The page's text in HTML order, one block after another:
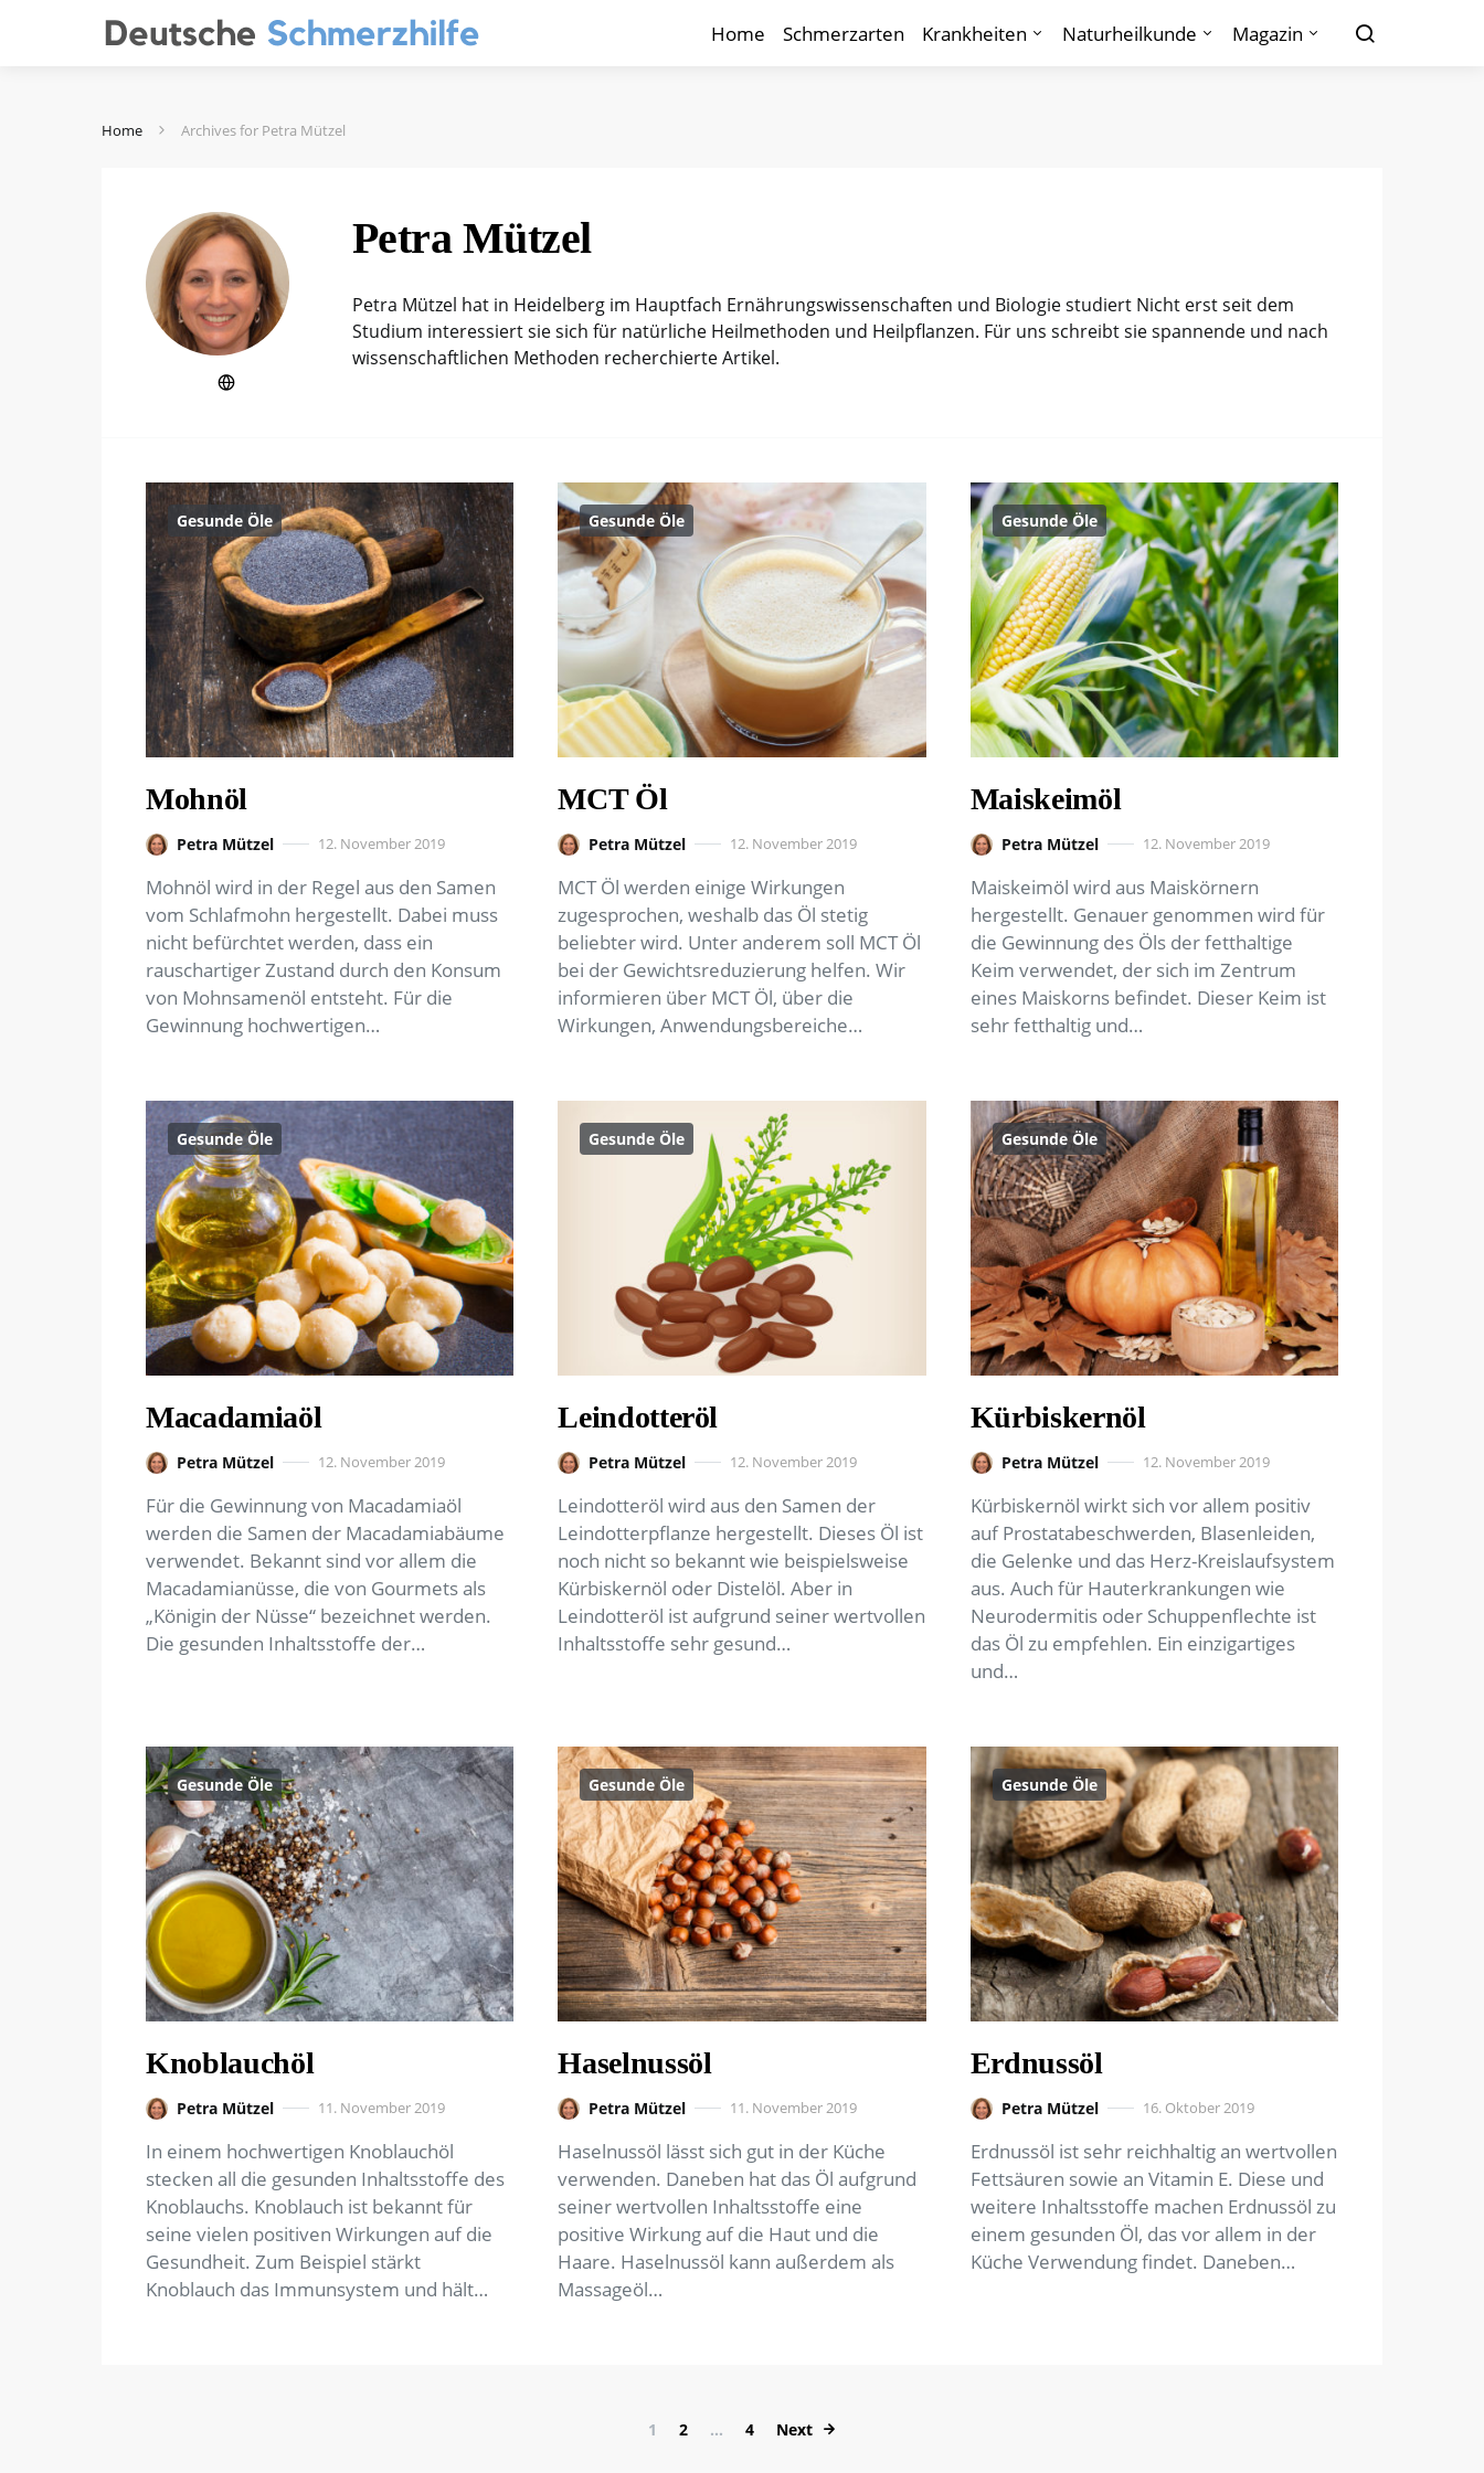
Home Schmerzarten Krankheiten Naturheilkunde Magazin
Home Archives for Petra Mützel
Petra Mützel
Petra Mützel hat in Heidelberg im Hauptfach Ernährungswissenschaften und Biologie studiert Nicht erst seit dem
Studium interessiert sie sich für natürliche Heilmethoden und Heilpflanzen. Für uns schreibt sie spannende und nach
wissenschaftlichen Methoden recherchierte Artikel.
Gesunde Öle
Mohnöl
Petra Mützel 12. November 2019
Mohnöl wird in der Regel aus den Samen
vom Schlafmohn hergestellt. Dabei muss
nicht befürchtet werden, dass ein
rauschartiger Zustand durch den Konsum
von Mohnsamenöl entsteht. Für die
Gewinnung hochwertigen…
Gesunde Öle
MCT Öl
Petra Mützel 12. November 2019
MCT Öl werden einige Wirkungen
zugesprochen, weshalb das Öl stetig
beliebter wird. Unter anderem soll MCT Öl
bei der Gewichtsreduzierung helfen. Wir
informieren über MCT Öl, über die
Wirkungen, Anwendungsbereiche…
Gesunde Öle
Maiskeimöl
Petra Mützel 12. November 2019
Maiskeimöl wird aus Maiskörnern
hergestellt. Genauer genommen wird für
die Gewinnung des Öls der fetthaltige
Keim verwendet, der sich im Zentrum
eines Maiskorns befindet. Dieser Keim ist
sehr fetthaltig und…
Gesunde Öle
Macadamiaöl
Petra Mützel 12. November 2019
Für die Gewinnung von Macadamiaöl
werden die Samen der Macadamiabäume
verwendet. Bekannt sind vor allem die
Macadamianüsse, die von Gourmets als
„Königin der Nüsse“ bezeichnet werden.
Die gesunden Inhaltsstoffe der…
Gesunde Öle
Leindotteröl
Petra Mützel 12. November 2019
Leindotteröl wird aus den Samen der
Leindotterpflanze hergestellt. Dieses Öl ist
noch nicht so bekannt wie beispielsweise
Kürbiskernöl oder Distelöl. Aber in
Leindotteröl ist aufgrund seiner wertvollen
Inhaltsstoffe sehr gesund…
Gesunde Öle
Kürbiskernöl
Petra Mützel 12. November 2019
Kürbiskernöl wirkt sich vor allem positiv
auf Prostatabeschwerden, Blasenleiden,
die Gelenke und das Herz-Kreislaufsystem
aus. Auch für Hauterkrankungen wie
Neurodermitis oder Schuppenflechte ist
das Öl zu empfehlen. Ein einzigartiges
und…
Gesunde Öle
Knoblauchöl
Petra Mützel 11. November 2019
In einem hochwertigen Knoblauchöl
stecken all die gesunden Inhaltsstoffe des
Knoblauchs. Knoblauch ist bekannt für
seine vielen positiven Wirkungen auf die
Gesundheit. Zum Beispiel stärkt
Knoblauch das Immunsystem und hält…
Gesunde Öle
Haselnussöl
Petra Mützel 11. November 2019
Haselnussöl lässt sich gut in der Küche
verwenden. Daneben hat das Öl aufgrund
seiner wertvollen Inhaltsstoffe eine
positive Wirkung auf die Haut und die
Haare. Haselnussöl kann außerdem als
Massageöl…
Gesunde Öle
Erdnussöl
Petra Mützel 16. Oktober 2019
Erdnussöl ist sehr reichhaltig an wertvollen
Fettsäuren sowie an Vitamin E. Diese und
weitere Inhaltsstoffe machen Erdnussöl zu
einem gesunden Öl, das vor allem in der
Küche Verwendung findet. Daneben…
Seitennummerierung der Beiträge
1 2 … 4 Next